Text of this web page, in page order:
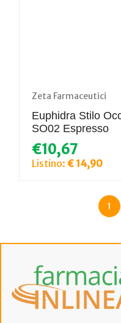
Zeta Farmaceutici
Euphidra Stilo
SO02 Espresso
€10,67
Listino: € 14,90
1